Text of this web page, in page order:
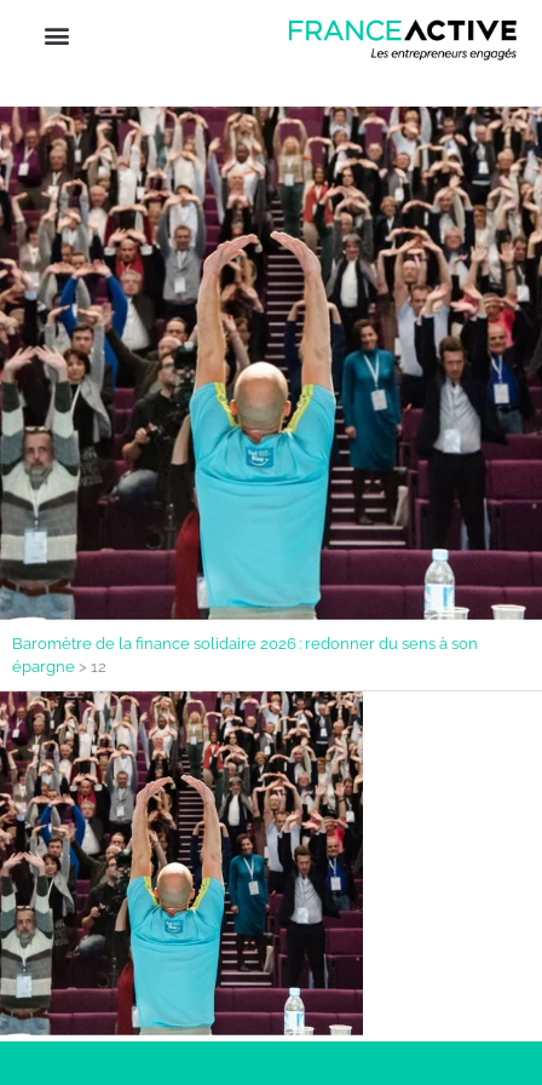
Baromètre de la finance solidaire 2026 : redonner du sens à son
épargne > 12